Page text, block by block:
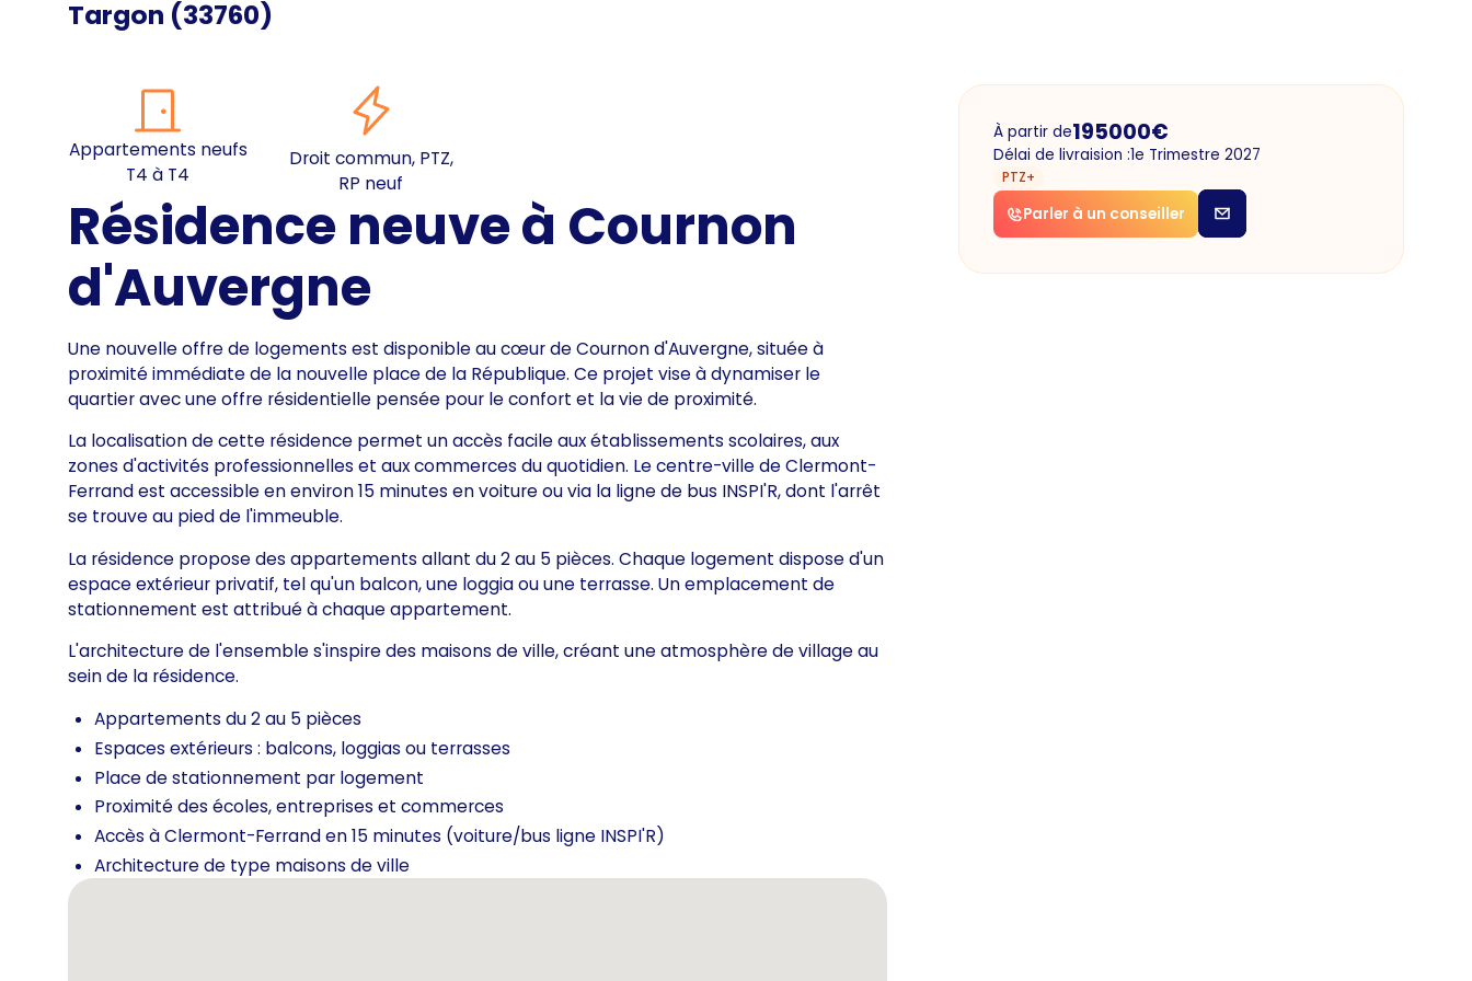
Targon (33760)
Appartements neufs
T4 à T4
Droit commun, PTZ,
RP neuf
Résidence neuve à Cournon
d'Auvergne
Une nouvelle offre de logements est disponible au cœur de Cournon d'Auvergne, située à
proximité immédiate de la nouvelle place de la République. Ce projet vise à dynamiser le
quartier avec une offre résidentielle pensée pour le confort et la vie de proximité.
La localisation de cette résidence permet un accès facile aux établissements scolaires, aux
zones d'activités professionnelles et aux commerces du quotidien. Le centre-ville de Clermont-
Ferrand est accessible en environ 15 minutes en voiture ou via la ligne de bus INSPI'R, dont l'arrêt
se trouve au pied de l'immeuble.
La résidence propose des appartements allant du 2 au 5 pièces. Chaque logement dispose d'un
espace extérieur privatif, tel qu'un balcon, une loggia ou une terrasse. Un emplacement de
stationnement est attribué à chaque appartement.
L'architecture de l'ensemble s'inspire des maisons de ville, créant une atmosphère de village au
sein de la résidence.
Appartements du 2 au 5 pièces
Espaces extérieurs : balcons, loggias ou terrasses
Place de stationnement par logement
Proximité des écoles, entreprises et commerces
Accès à Clermont-Ferrand en 15 minutes (voiture/bus ligne INSPI'R)
Architecture de type maisons de ville
À partir de195000€
Délai de livraision :1e Trimestre 2027
PTZ+
Parler à un conseiller